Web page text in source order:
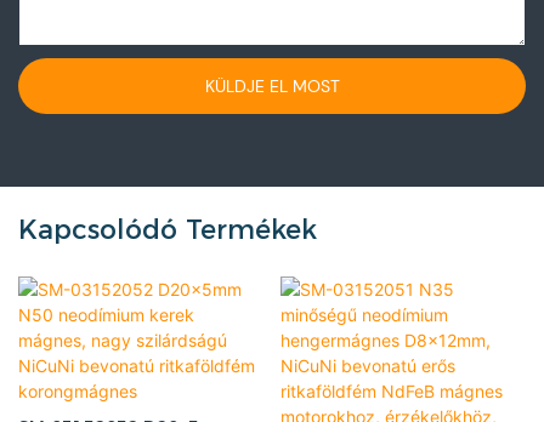
KÜLDJE EL MOST
Kapcsolódó Termékek